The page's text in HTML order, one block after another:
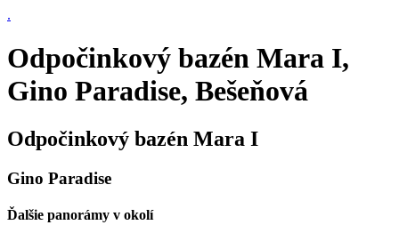
.
Odpočinkový bazén Mara I,
Gino Paradise, Bešeňová
Odpočinkový bazén Mara I
Gino Paradise
Ďalšie panorámy v okolí